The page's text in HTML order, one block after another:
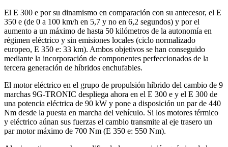
El E 300 e por su dinamismo en comparación con su antecesor, el E
350 e (de 0 a 100 km/h en 5,7 y no en 6,2 segundos) y por el
aumento a un máximo de hasta 50 kilómetros de la autonomía en
régimen eléctrico y sin emisiones locales (ciclo normalizado
europeo, E 350 e: 33 km). Ambos objetivos se han conseguido
mediante la incorporación de componentes perfeccionados de la
tercera generación de híbridos enchufables.
El motor eléctrico en el grupo de propulsión híbrido del cambio de 9
marchas 9G-TRONIC despliega ahora en el E 300 e y el E 300 de
una potencia eléctrica de 90 kW y pone a disposición un par de 440
Nm desde la puesta en marcha del vehículo. Si los motores térmico
y eléctrico aúnan sus fuerzas el cambio transmite al eje trasero un
par motor máximo de 700 Nm (E 350 e: 550 Nm).